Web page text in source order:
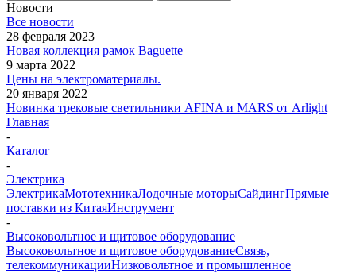
Новости
Все новости
28 февраля 2023
Новая коллекция рамок Baguette
9 марта 2022
Цены на электроматериалы.
20 января 2022
Новинка трековые светильники AFINA и MARS от Arlight
Главная
-
Каталог
-
Электрика
ЭлектрикаМототехникаЛодочные моторыСайдингПрямые
поставки из КитаяИнструмент
-
Высоковольтное и щитовое оборудование
Высоковольтное и щитовое оборудованиеСвязь,
телекоммуникацииНизковольтное и промышленное